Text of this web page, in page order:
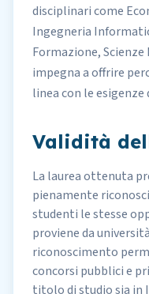
disciplinari come
Ingegneria
Formazione,
impegna a offrire
linea con le
Validità
La laurea ottenuta
pienamente
studenti le stesse
proviene da
riconoscimento
concorsi pubblici e
titolo di studio sia in